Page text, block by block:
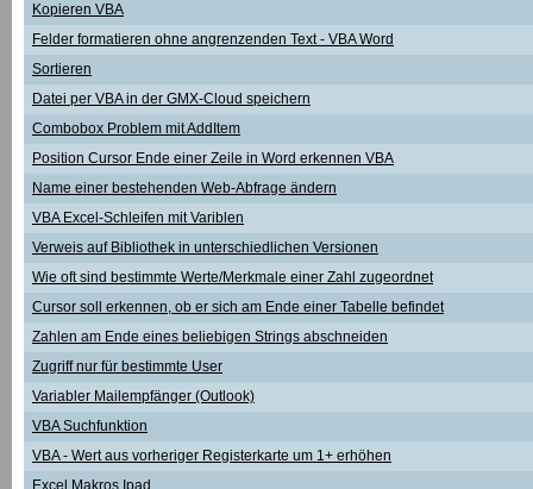
Kopieren VBA
Felder formatieren ohne angrenzenden Text - VBA Word
Sortieren
Datei per VBA in der GMX-Cloud speichern
Combobox Problem mit AddItem
Position Cursor Ende einer Zeile in Word erkennen VBA
Name einer bestehenden Web-Abfrage ändern
VBA Excel-Schleifen mit Variblen
Verweis auf Bibliothek in unterschiedlichen Versionen
Wie oft sind bestimmte Werte/Merkmale einer Zahl zugeordnet
Cursor soll erkennen, ob er sich am Ende einer Tabelle befindet
Zahlen am Ende eines beliebigen Strings abschneiden
Zugriff nur für bestimmte User
Variabler Mailempfänger (Outlook)
VBA Suchfunktion
VBA - Wert aus vorheriger Registerkarte um 1+ erhöhen
Excel Makros Ipad